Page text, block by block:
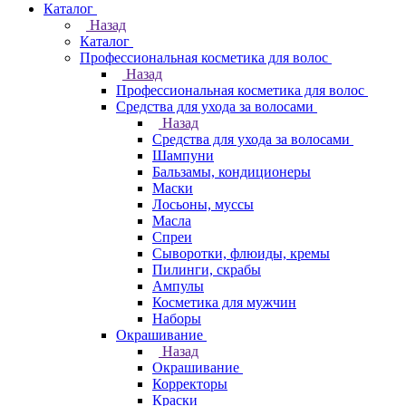
Каталог
Назад
Каталог
Профессиональная косметика для волос
Назад
Профессиональная косметика для волос
Средства для ухода за волосами
Назад
Средства для ухода за волосами
Шампуни
Бальзамы, кондиционеры
Маски
Лосьоны, муссы
Масла
Спреи
Сыворотки, флюиды, кремы
Пилинги, скрабы
Ампулы
Косметика для мужчин
Наборы
Окрашивание
Назад
Окрашивание
Корректоры
Краски